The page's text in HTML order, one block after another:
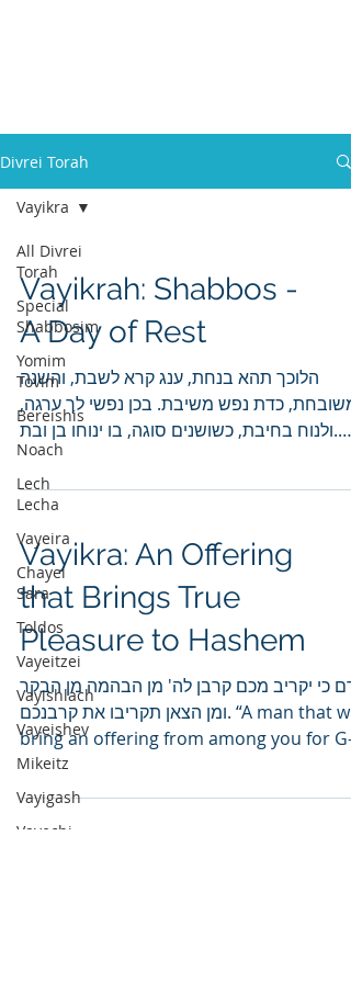
Divrei Torah
All Divrei
Torah
Special
Shabbosim
Yomim
Tovim
Bereishis
Noach
Lech
Lecha
Vayeira
Chayei
Sara
Toldos
Vayeitzei
Vayishlach
Vayeishev
Mikeitz
Vayigash
Vayechi
Vayikra
Vayikrah: Shabbos -
A Day of Rest
הלוכך תהא בנחת, ענג קרא לשבת, והשנה
משובחת, כדת נפש משיבת. בכן נפשי לך ערגה,
ולנוח בחיבת, כשושנים סוגה, בו ינוחו בן ובת.
“Your walk shall...
Vayikra: An Offering
that Brings True
Pleasure to Hashem
כי יקריב מכם קרבן לה' מן הבהמה מן הבקר
ומן הצאן תקריבו את קרבנכם. “A man that will
bring an offering from among you for G-
from the...